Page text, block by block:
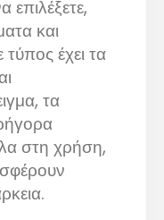
και
έχει τα
τα
στη χρήση,